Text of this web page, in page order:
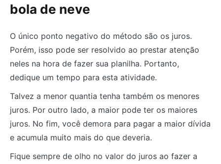
bola de neve
O único ponto negativo do método são os juros.
Porém, isso pode ser resolvido ao prestar atenção
neles na hora de fazer sua planilha. Portanto,
dedique um tempo para esta atividade.
Talvez a menor quantia tenha também os menores
juros. Por outro lado, a maior pode ter os maiores
juros. No fim, você demora para pagar a maior dívida
e acumula muito mais do que deveria.
Fique sempre de olho no valor do juros ao fazer a